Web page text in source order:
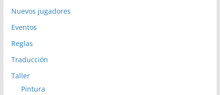
Nuevos jugadores
Eventos
Reglas
Traducción
Taller
Pintura